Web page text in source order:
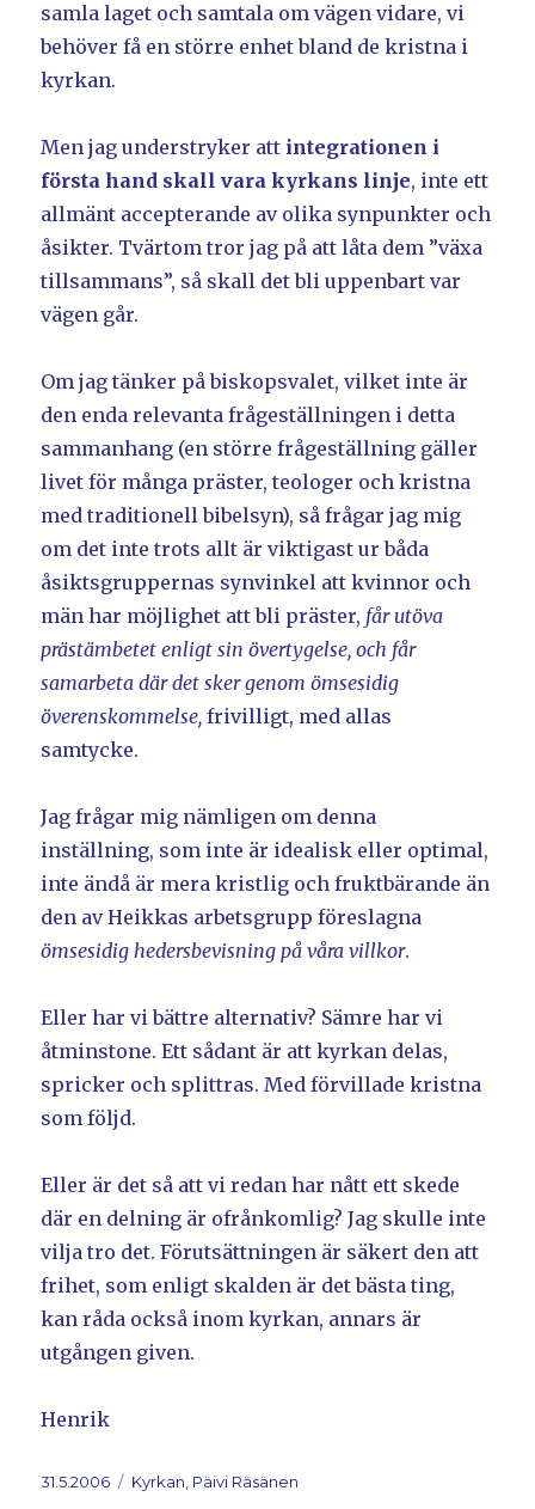
samla laget och samtala om vägen vidare, vi
behöver få en större enhet bland de kristna i
kyrkan.
Men jag understryker att integrationen i
första hand skall vara kyrkans linje, inte ett
allmänt accepterande av olika synpunkter och
åsikter. Tvärtom tror jag på att låta dem ”växa
tillsammans”, så skall det bli uppenbart var
vägen går.
Om jag tänker på biskopsvalet, vilket inte är
den enda relevanta frågeställningen i detta
sammanhang (en större frågeställning gäller
livet för många präster, teologer och kristna
med traditionell bibelsyn), så frågar jag mig
om det inte trots allt är viktigast ur båda
åsiktsgruppernas synvinkel att kvinnor och
män har möjlighet att bli präster, får utöva
prästämbetet enligt sin övertygelse, och får
samarbeta där det sker genom ömsesidig
överenskommelse, frivilligt, med allas
samtycke.
Jag frågar mig nämligen om denna
inställning, som inte är idealisk eller optimal,
inte ändå är mera kristlig och fruktbärande än
den av Heikkas arbetsgrupp föreslagna
ömsesidig hedersbevisning på våra villkor.
Eller har vi bättre alternativ? Sämre har vi
åtminstone. Ett sådant är att kyrkan delas,
spricker och splittras. Med förvillade kristna
som följd.
Eller är det så att vi redan har nått ett skede
där en delning är ofrånkomlig? Jag skulle inte
vilja tro det. Förutsättningen är säkert den att
frihet, som enligt skalden är det bästa ting,
kan råda också inom kyrkan, annars är
utgången given.
Henrik
Postat
31.5.2006 Kategorier
Kyrkan, Päivi Räsänen